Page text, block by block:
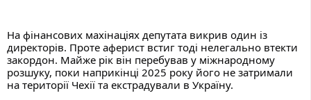
На фінансових махінаціях депутата викрив один із
директорів. Проте аферист встиг тоді нелегально втекти
закордон. Майже рік він перебував у міжнародному
розшуку, поки наприкінці 2025 року його не затримали
на території Чехії та екстрадували в Україну.